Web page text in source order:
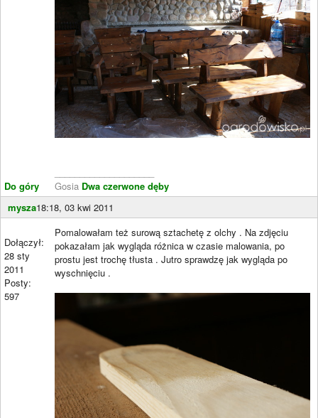
Do góry
Gosia Dwa czerwone dęby
mysza18:18, 03 kwi 2011
Dołączył:
28 sty
2011
Posty:
597
Pomalowałam też surową sztachetę z olchy . Na zdjęciu
pokazałam jak wygląda różnica w czasie malowania, po
prostu jest trochę tłusta . Jutro sprawdzę jak wygląda po
wyschnięciu .